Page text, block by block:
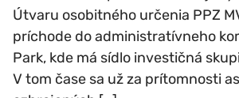
Útvaru osobitného určenia PPZ
príchode do administratívneho
Park, kde má sídlo investičná
V tom čase sa už za prítomnosti